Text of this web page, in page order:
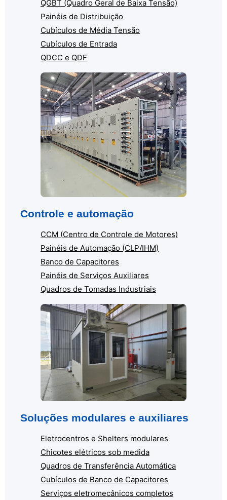
QGBT (Quadro Geral de Baixa Tensão)
Painéis de Distribuição
Cubículos de Média Tensão
Cubículos de Entrada
QDCC e QDF
Controle e automação
CCM (Centro de Controle de Motores)
Painéis de Automação (CLP/IHM)
Banco de Capacitores
Painéis de Serviços Auxiliares
Quadros de Tomadas Industriais
Soluções modulares e auxiliares
Eletrocentros e Shelters modulares
Chicotes elétricos sob medida
Quadros de Transferência Automática
Cubículos de Banco de Capacitores
Serviços eletromecânicos completos